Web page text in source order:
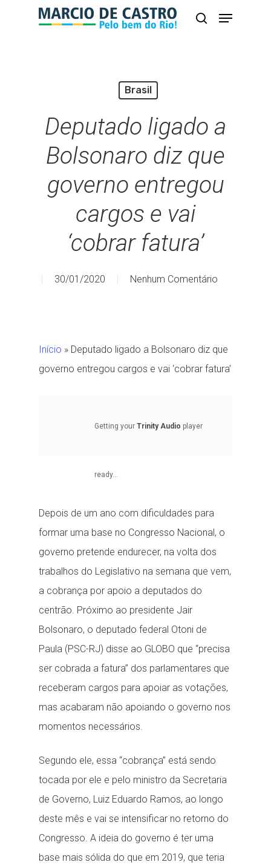
busca
Menu
Brasil
Deputado ligado a
Bolsonaro diz que
governo entregou
cargos e vai
‘cobrar fatura’
30/01/2020 Nenhum Comentário
Início » Deputado ligado a Bolsonaro diz que
governo entregou cargos e vai ‘cobrar fatura’
Getting your Trinity Audio player
ready...
Depois de um ano com dificuldades para
formar uma base no Congresso Nacional, o
governo pretende endurecer, na volta dos
trabalhos do Legislativo na semana que vem,
a cobrança por apoio a deputados do
centrão. Próximo ao presidente Jair
Bolsonaro, o deputado federal Otoni de
Paula (PSC-RJ) disse ao GLOBO que “precisa
ser cobrada a fatura” dos parlamentares que
receberam cargos para apoiar as votações,
mas acabaram não apoiando o governo nos
momentos necessários.
Segundo ele, essa “cobrança” está sendo
tocada por ele e pelo ministro da Secretaria
de Governo, Luiz Eduardo Ramos, ao longo
deste mês e vai se intensificar no retorno do
Congresso. A ideia do governo é ter uma
base mais sólida do que em 2019, que teria